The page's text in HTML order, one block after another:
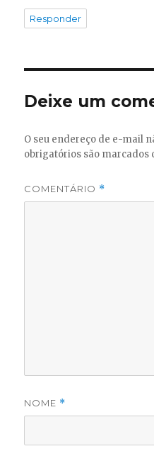
Responder
Deixe um
O seu endereço de e-mail
obrigatórios são marcados
COMENTÁRIO *
NOME *